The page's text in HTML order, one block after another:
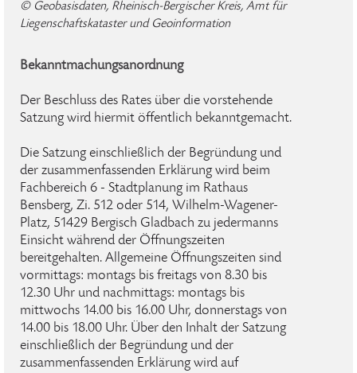
© Geobasisdaten, Rheinisch-Bergischer Kreis, Amt für
Liegenschaftskataster und Geoinformation
Bekanntmachungsanordnung
Der Beschluss des Rates über die vorstehende
Satzung wird hiermit öffentlich bekanntgemacht.
Die Satzung einschließlich der Begründung und
der zusammenfassenden Erklärung wird beim
Fachbereich 6 - Stadtplanung im Rathaus
Bensberg, Zi. 512 oder 514, Wilhelm-Wagener-
Platz, 51429 Bergisch Gladbach zu jedermanns
Einsicht während der Öffnungszeiten
bereitgehalten. Allgemeine Öffnungszeiten sind
vormittags: montags bis freitags von 8.30 bis
12.30 Uhr und nachmittags: montags bis
mittwochs 14.00 bis 16.00 Uhr, donnerstags von
14.00 bis 18.00 Uhr. Über den Inhalt der Satzung
einschließlich der Begründung und der
zusammenfassenden Erklärung wird auf